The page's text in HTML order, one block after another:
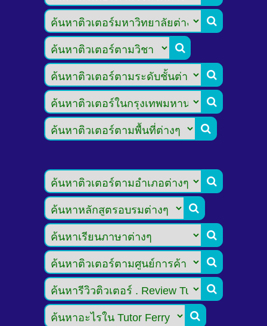










